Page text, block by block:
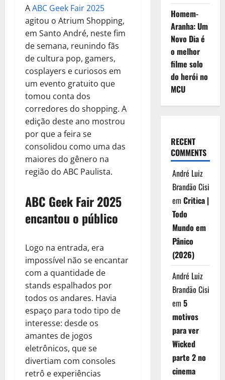
AABC Geek Fair 2025
agitou o Atrium Shopping,
em Santo André, neste fim
de semana, reunindo fãs
de cultura pop, gamers,
cosplayers e curiosos em
um evento gratuito que
tomou conta dos
corredores do shopping. A
edição deste ano mostrou
por que a feira se
consolidou como uma das
maiores do gênero na
região do ABC Paulista.
ABC Geek Fair 2025
encantou o público
Logo na entrada, era
impossível não se encantar
com a quantidade de
stands espalhados por
todos os andares. Havia
espaço para todo tipo de
interesse: desde os
amantes de jogos
eletrônicos, que se
divertiam com consoles
retrô e experiências
Homem-
Aranha: Um
Novo Dia é
o melhor
filme solo
do herói no
MCU
RECENT
COMMENTS
André Luiz
Brandão Cisi
em Critica |
Todo
Mundo em
Pânico
(2026)
André Luiz
Brandão Cisi
em 5
motivos
para ver
Wicked
parte 2 no
cinema